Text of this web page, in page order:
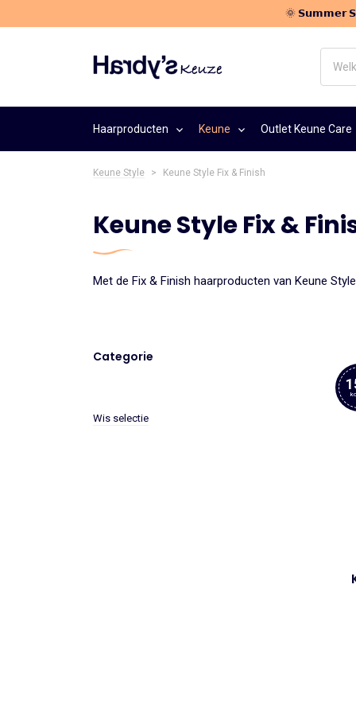
🌞 𝗦𝘂𝗺𝗺𝗲𝗿
je?
Haarproducten Keune Outlet Keune Care
Keune Style > Keune Style Fix & Finish
Keune Style Fix &
Met de Fix & Finish haarproducten van Keune
Categorie
Wis selectie